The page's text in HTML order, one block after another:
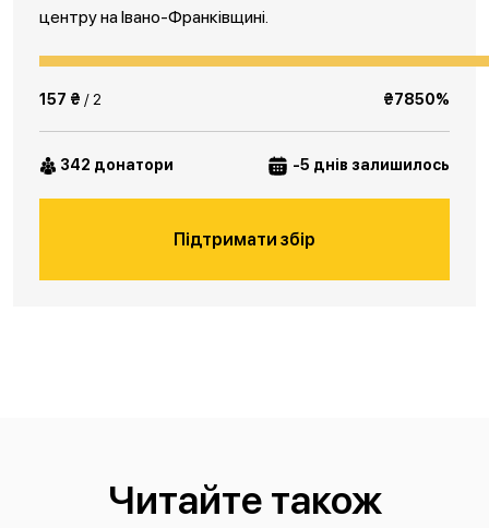
центру на Івано-Франківщині.
157 ₴ / 2 ₴7850%
342 донатори -5 днів залишилось
Підтримати збір
Читайте також